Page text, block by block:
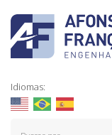
Idiomas: